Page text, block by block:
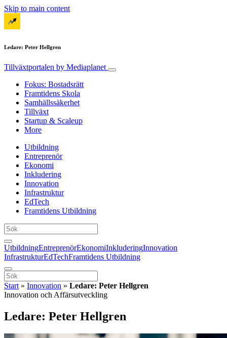
Skip to main content
Ledare: Peter Hellgren
Tillväxtportalen by Mediaplanet
Fokus: Bostadsrätt
Framtidens Skola
Samhällssäkerhet
Tillväxt
Startup & Scaleup
More
Utbildning
Entreprenör
Ekonomi
Inkludering
Innovation
Infrastruktur
EdTech
Framtidens Utbildning
UtbildningEntreprenörEkonomiInkluderingInnovation
InfrastrukturEdTechFramtidens Utbildning
Start » Innovation » Ledare: Peter Hellgren
Innovation och Affärsutveckling
Ledare: Peter Hellgren